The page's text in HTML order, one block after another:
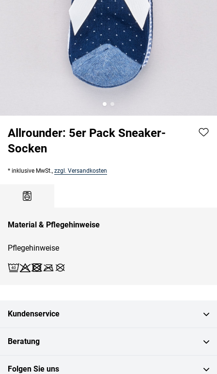
Allrounder: 5er Pack Sneaker-
Socken
* inklusive MwSt., zzgl. Versandkosten
Material & Pflegehinweise
Pflegehinweise
Kundenservice
Beratung
Folgen Sie uns